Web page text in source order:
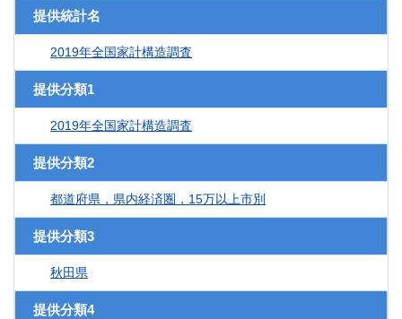
提供統計名
2019年全国家計構造調査
提供分類1
2019年全国家計構造調査
提供分類2
都道府県，県内経済圏，15万以上市別
提供分類3
秋田県
提供分類4